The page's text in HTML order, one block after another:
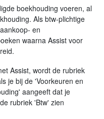
boekhouding voeren, al
Als btw-plichtige
en
waarna Assist voor
Assist, wordt de rubriek
je bij de 'Voorkeuren en
aangeeft dat je
rubriek 'Btw' zien